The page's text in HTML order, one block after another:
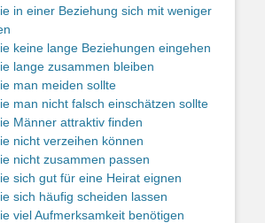
in einer Beziehung sich mit weniger
keine lange Beziehungen eingehen
lange zusammen bleiben
man meiden sollte
man nicht falsch einschätzen sollte
Männer attraktiv finden
nicht verzeihen können
nicht zusammen passen
sich gut für eine Heirat eignen
sich häufig scheiden lassen
viel Aufmerksamkeit benötigen